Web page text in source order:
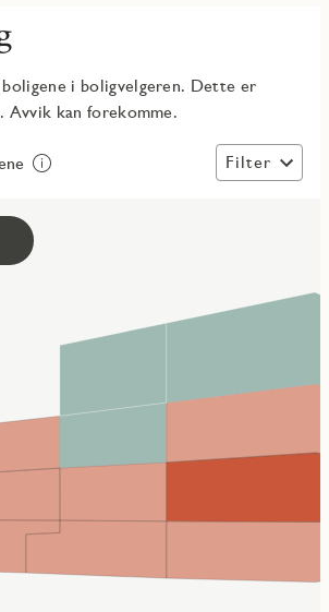
boligene i boligvelgeren. Dette er
Avvik kan forekomme.
Filter